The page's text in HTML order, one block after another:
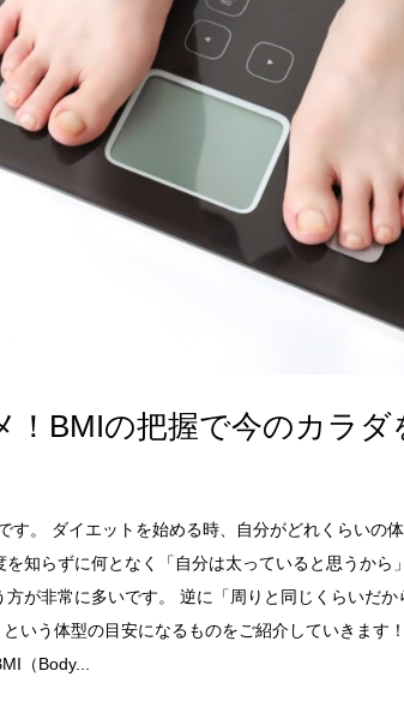
BMIの把握で今のカラダ
す。 ダイエットを始める時、自分がどれくらいの
知らずに何となく「自分は太っていると思うから
が非常に多いです。 逆に「周りと同じくらいだか
いう体型の目安になるものをご紹介していきます
（Body...